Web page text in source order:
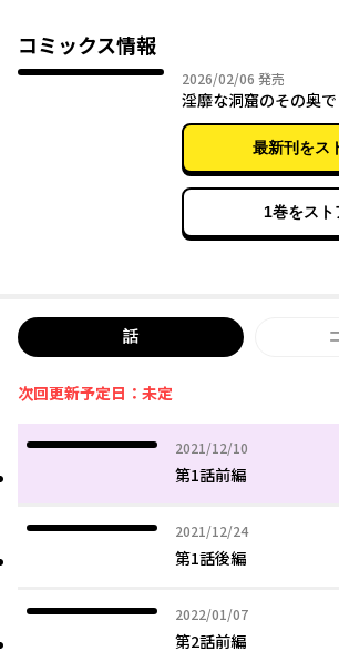
麻痺毒を持った虫を捕食し、人里の家畜を襲
り込み、人間の知性や“欲望”を手に入れてしま
やがて魔物は、洞窟へ探索にやってきたある
世界はまだ知らない。“魔物が産まれた”こ
コミックス情報
2026/02/06 2026年02月06
発売
淫靡な洞窟のその奥
最新刊をス
1巻をスト
話
次回更新予定日：未定
2021/12/10
2021年12月10日
第1話前編
2021/12/24
2021年12月24日
第1話後編
2022/01/07
2022年01月07日
第2話前編